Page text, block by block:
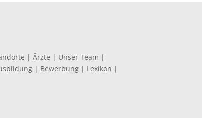
| Ärzte | Unser Team |
| Bewerbung| Lexikon |